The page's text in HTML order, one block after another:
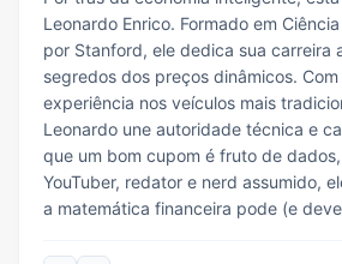
Leonardo Enrico. Formado em
por Stanford, ele dedica sua carreira
segredos dos preços dinâmicos.
experiência nos veículos mais
Leonardo une autoridade técnica e
que um bom cupom é fruto de
YouTuber, redator e nerd assumido,
a matemática financeira pode (e